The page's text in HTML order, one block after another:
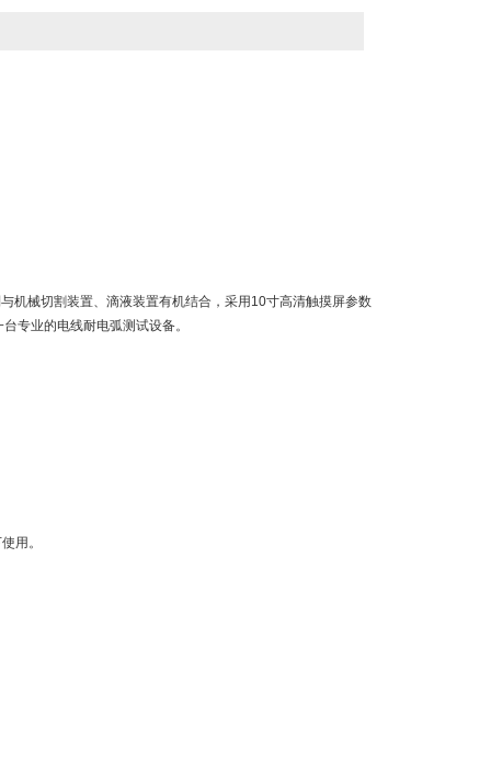
机械切割装置、滴液装置有机结合，采用10寸高清触摸屏参数
专业的电线耐电弧测试设备。
用。